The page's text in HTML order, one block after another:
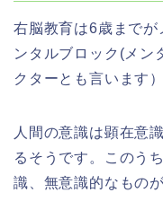
右脳教育は6歳までが
ンタルブロック(メン
クターとも言います）
人間の意識は顕在意
るそうです。このう
識、無意識的なもの